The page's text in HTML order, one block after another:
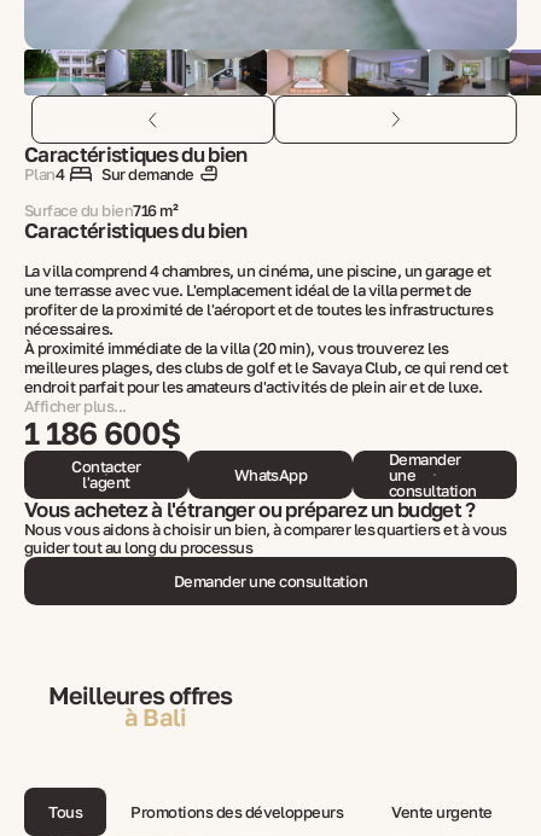
Caractéristiques du bien
Plan4
Sur demande
Surface du bien716 m²
Caractéristiques du bien
La villa comprend 4 chambres, un cinéma, une piscine, un garage et
une terrasse avec vue. L'emplacement idéal de la villa permet de
profiter de la proximité de l'aéroport et de toutes les infrastructures
nécessaires.
À proximité immédiate de la villa (20 min), vous trouverez les
meilleures plages, des clubs de golf et le Savaya Club, ce qui rend cet
endroit parfait pour les amateurs d'activités de plein air et de luxe.
Afficher plus...
1 186 600$
Contacter
l'agent
WhatsApp
Demander
une
consultation
Vous achetez à l'étranger ou préparez un budget ?
Nous vous aidons à choisir un bien, à comparer les quartiers et à vous
guider tout au long du processus
Demander une consultation
Meilleures offres
à Bali
Tous Promotions des développeurs Vente urgente